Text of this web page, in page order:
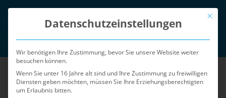
Zum
Login
Mit
Datenschutzeinstellungen
Wir benötigen Ihre Zustimmung, bevor Sie unsere Website weiter
besuchen können.
Wenn Sie unter 16 Jahre alt sind und Ihre Zustimmung zu freiwilligen
Diensten geben möchten, müssen Sie Ihre Erziehungsberechtigten
um Erlaubnis bitten.